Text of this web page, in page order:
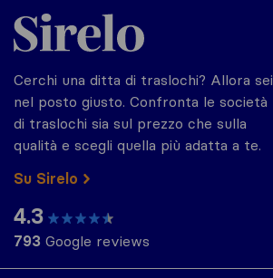
Sirelo.it
Cerchi una ditta di traslochi? Allora sei
nel posto giusto. Confronta le società
di traslochi sia sul prezzo che sulla
qualità e scegli quella più adatta a te.
Su Sirelo
4.3
793 Google reviews